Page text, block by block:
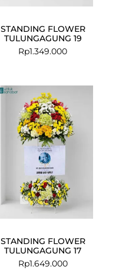
STANDING FLOWER
TULUNGAGUNG 19
Rp1.349.000
STANDING FLOWER
TULUNGAGUNG 17
Rp1.649.000